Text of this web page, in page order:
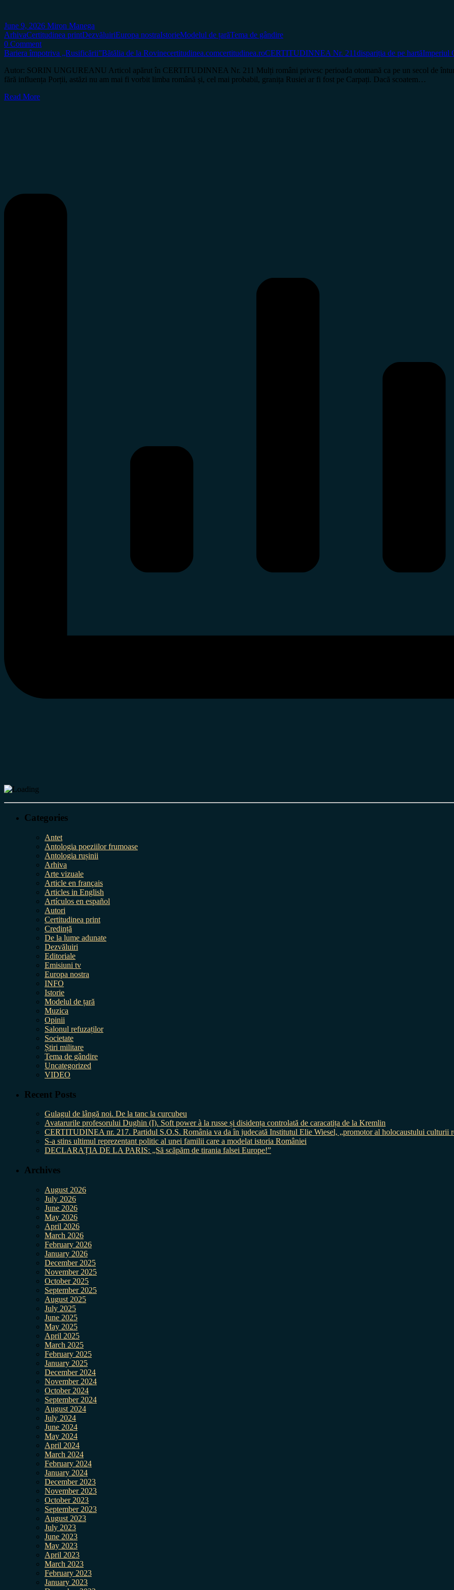
June 9, 2026 Miron Manega
ArhivaCertitudinea printDezvăluiriEuropa nostraIstorieModelul de țarăTema de gândire
0 Comment
Bariera împotriva „Rusificării”Bătălia de la Rovinecertitudinea.comcertitudinea.roCERTITUDINNEA Nr. 211dispariția de pe hartăImperiul
Autor: SORIN UNGUREANU Articol apărut în CERTITUDINNEA Nr. 211 Mulți români privesc perioada otomană ca pe un secol de
fără influența Porții, astăzi nu am mai fi vorbit limba română și, cel mai probabil, granița Rusiei ar fi fost pe Carpați. Dacă scoatem…
Read More
Categories
Antet
Antologia poeziilor frumoase
Antologia rușinii
Arhiva
Arte vizuale
Article en français
Articles in English
Artículos en español
Autori
Certitudinea print
Credință
De la lume adunate
Dezvăluiri
Editoriale
Emisiuni tv
Europa nostra
INFO
Istorie
Modelul de țară
Muzica
Opinii
Salonul refuzaților
Societate
Știri militare
Tema de gândire
Uncategorized
VIDEO
Recent Posts
Gulagul de lângă noi. De la tanc la curcubeu
Avatarurile profesorului Dughin (I). Soft power à la russe și disidența controlată de caracatița de la Kremlin
CERTITUDINEA nr. 217. Partidul S.O.S. România va da în judecată Institutul Elie Wiesel, „promotor al holocaustului culturii
S-a stins ultimul reprezentant politic al unei familii care a modelat istoria României
DECLARAȚIA DE LA PARIS: „Să scăpăm de tirania falsei Europe!”
Archives
August 2026
July 2026
June 2026
May 2026
April 2026
March 2026
February 2026
January 2026
December 2025
November 2025
October 2025
September 2025
August 2025
July 2025
June 2025
May 2025
April 2025
March 2025
February 2025
January 2025
December 2024
November 2024
October 2024
September 2024
August 2024
July 2024
June 2024
May 2024
April 2024
March 2024
February 2024
January 2024
December 2023
November 2023
October 2023
September 2023
August 2023
July 2023
June 2023
May 2023
April 2023
March 2023
February 2023
January 2023